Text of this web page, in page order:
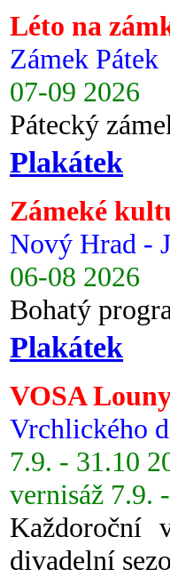
Léto na
Zámek Pátek
07-09 2026
Pátecký
Plakátek
Zámeké
Nový Hrad -
06-08 2026
Bohatý
Plakátek
VOSA
Vrchlického
7.9. - 31.10
vernisáž 7.9.
Každoroční
divadelní